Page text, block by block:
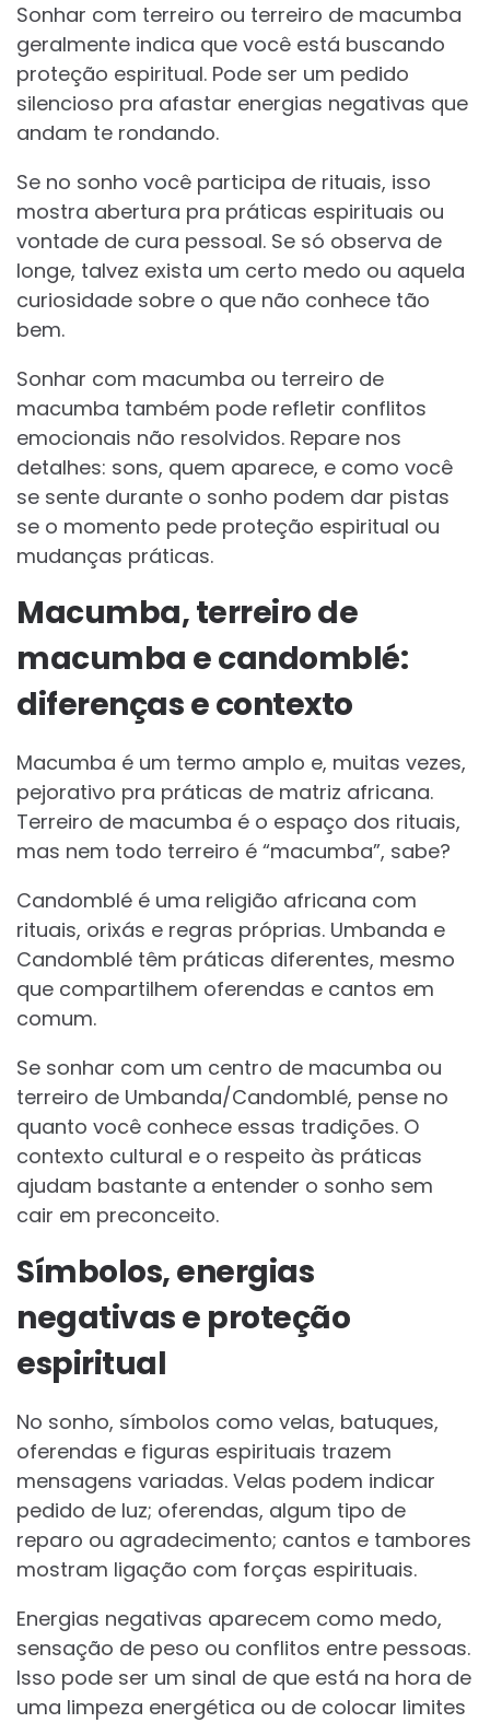
Sonhar com terreiro ou terreiro de macumba
geralmente indica que você está buscando
proteção espiritual. Pode ser um pedido
silencioso pra afastar energias negativas que
andam te rondando.
Se no sonho você participa de rituais, isso
mostra abertura pra práticas espirituais ou
vontade de cura pessoal. Se só observa de
longe, talvez exista um certo medo ou aquela
curiosidade sobre o que não conhece tão
bem.
Sonhar com macumba ou terreiro de
macumba também pode refletir conflitos
emocionais não resolvidos. Repare nos
detalhes: sons, quem aparece, e como você
se sente durante o sonho podem dar pistas
se o momento pede proteção espiritual ou
mudanças práticas.
Macumba, terreiro de
macumba e candomblé:
diferenças e contexto
Macumba é um termo amplo e, muitas vezes,
pejorativo pra práticas de matriz africana.
Terreiro de macumba é o espaço dos rituais,
mas nem todo terreiro é “macumba”, sabe?
Candomblé é uma religião africana com
rituais, orixás e regras próprias. Umbanda e
Candomblé têm práticas diferentes, mesmo
que compartilhem oferendas e cantos em
comum.
Se sonhar com um centro de macumba ou
terreiro de Umbanda/Candomblé, pense no
quanto você conhece essas tradições. O
contexto cultural e o respeito às práticas
ajudam bastante a entender o sonho sem
cair em preconceito.
Símbolos, energias
negativas e proteção
espiritual
No sonho, símbolos como velas, batuques,
oferendas e figuras espirituais trazem
mensagens variadas. Velas podem indicar
pedido de luz; oferendas, algum tipo de
reparo ou agradecimento; cantos e tambores
mostram ligação com forças espirituais.
Energias negativas aparecem como medo,
sensação de peso ou conflitos entre pessoas.
Isso pode ser um sinal de que está na hora de
uma limpeza energética ou de colocar limites